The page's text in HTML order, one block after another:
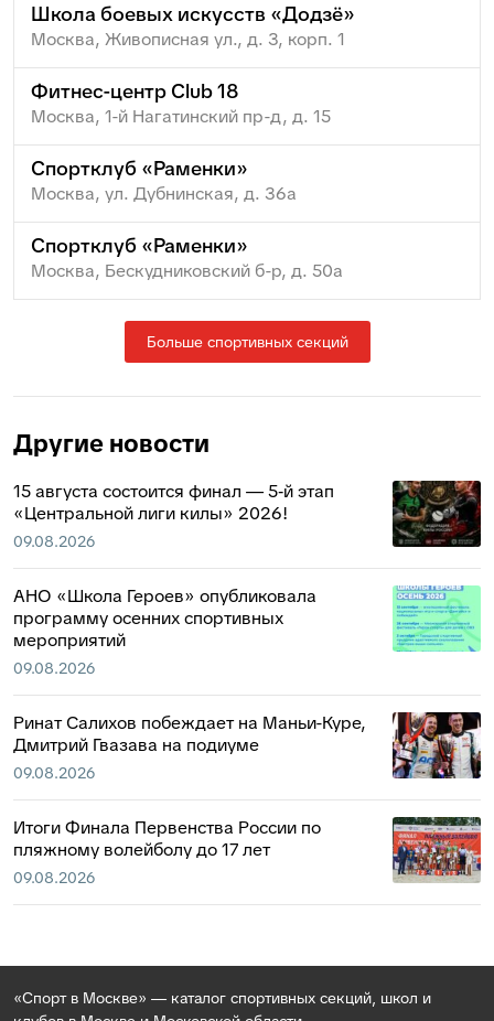
Школа боевых искусств «Додзё»
Москва, Живописная ул., д. 3, корп. 1
Фитнес-центр Club 18
Москва, 1-й Нагатинский пр-д, д. 15
Спортклуб «Раменки»
Москва, ул. Дубнинская, д. 36а
Спортклуб «Раменки»
Москва, Бескудниковский б-р, д. 50а
Больше спортивных секций
Другие новости
15 августа состоится финал — 5‑й этап
«Центральной лиги килы» 2026!
09.08.2026
АНО «Школа Героев» опубликовала
программу осенних спортивных
мероприятий
09.08.2026
Ринат Салихов побеждает на Маньи-Куре,
Дмитрий Гвазава на подиуме
09.08.2026
Итоги Финала Первенства России по
пляжному волейболу до 17 лет
09.08.2026
«Спорт в Москве» — каталог спортивных секций, школ и